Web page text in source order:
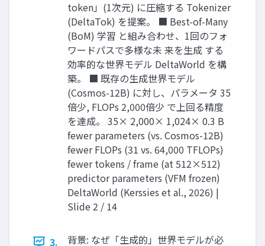
token」(1次元) に圧縮する Tokenizer
(DeltaTok) を提案。 ■ Best-of-Many
(BoM) 学習 と組み合わせ、1回のフォ
ワードパスで多様な未 来を生成 する
効率的な世界モデル DeltaWorld を構
築。 ■ 既存の生成世界モデル
(Cosmos-12B) に対し、パラメータ 35
倍少, FLOPs 2,000倍少 で上回る精度
を達成。 35× 2,000× 1,024× 0.3 B
fewer parameters (vs. Cosmos-12B)
fewer FLOPs (31 vs. 64,000 TFLOPs)
fewer tokens / frame (at 512×512)
predictor parameters (VFM frozen)
DeltaWorld (Kerssies et al., 2026) |
Slide 2 / 14
3. 背景: なぜ「生成的」世界モデルが必